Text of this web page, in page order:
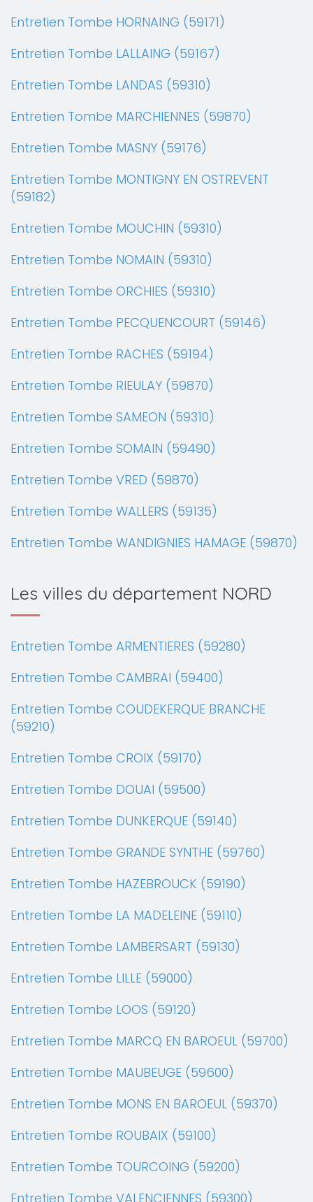
Entretien Tombe HORNAING (59171)
Entretien Tombe LALLAING (59167)
Entretien Tombe LANDAS (59310)
Entretien Tombe MARCHIENNES (59870)
Entretien Tombe MASNY (59176)
Entretien Tombe MONTIGNY EN OSTREVENT
(59182)
Entretien Tombe MOUCHIN (59310)
Entretien Tombe NOMAIN (59310)
Entretien Tombe ORCHIES (59310)
Entretien Tombe PECQUENCOURT (59146)
Entretien Tombe RACHES (59194)
Entretien Tombe RIEULAY (59870)
Entretien Tombe SAMEON (59310)
Entretien Tombe SOMAIN (59490)
Entretien Tombe VRED (59870)
Entretien Tombe WALLERS (59135)
Entretien Tombe WANDIGNIES HAMAGE (59870)
Les villes du département NORD
Entretien Tombe ARMENTIERES (59280)
Entretien Tombe CAMBRAI (59400)
Entretien Tombe COUDEKERQUE BRANCHE
(59210)
Entretien Tombe CROIX (59170)
Entretien Tombe DOUAI (59500)
Entretien Tombe DUNKERQUE (59140)
Entretien Tombe GRANDE SYNTHE (59760)
Entretien Tombe HAZEBROUCK (59190)
Entretien Tombe LA MADELEINE (59110)
Entretien Tombe LAMBERSART (59130)
Entretien Tombe LILLE (59000)
Entretien Tombe LOOS (59120)
Entretien Tombe MARCQ EN BAROEUL (59700)
Entretien Tombe MAUBEUGE (59600)
Entretien Tombe MONS EN BAROEUL (59370)
Entretien Tombe ROUBAIX (59100)
Entretien Tombe TOURCOING (59200)
Entretien Tombe VALENCIENNES (59300)